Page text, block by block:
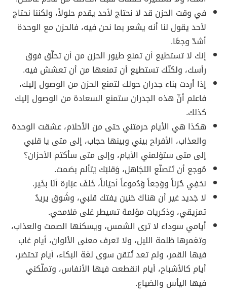
في وقت الحزن قد لا نحتاج لأحد يقدم حلولاً، ولكننا نحتاج
لأحد يقول لنا أنه يشعر بما نحن فيه، فالحزن مع الوحدة
أشدّ وجعًا.
إنك لا تستطيع أن تمنع طيور الحزن من أن تحلّق فوق
رأسك، ولكنّك تستطيع أن تمنعها من أن تعشش فيه.
إذا أردت بناء جدران حولك لتمنع الحزن من الوصول إليك،
فاعلم أنّ هذه الجدران ستمنع السعادة من الوصول إليك
كذلك.
هكذا هي الأيام حرمتني حتى من الأحلام، عشقت الوحدة
والعذاب، الأفراح بيني وبينها حجاب، إلى متى يا قلبي
إلى متى ستؤلمني الأيام، وإلى متى سأكتم الأحزان؟
مُوجع أن تَتصنّع التجَاهل، وَقلبَك يَتألم بصَمت.
نخفِي حُزناً ووَجعاً وَدُموعاً أحيَاناً، خَلفَ عبَارة أنَا بخَير.
لا جَديد غير أن هناكَ حَنين يفتك قلبي، وشَوق يريدُ
تمزيقي​‌، وذكريات مؤلمة تسَيطر عَلى مَلامحي.
أيامي سوداء لا ترى الشمس، ويسكنها الصمت والعذاب،
وتغمرها ظلمة الليل، ولا تعرف معنى الألوان، أيام غاب
فيها القمر، ولم تعد تُتقن سوى لغة البكاء، أيام تحتضر،
أيام كالأشباح، أيام انقطعت فيها الأنفاس، وتملّكني
فيها اليأس والضياع.